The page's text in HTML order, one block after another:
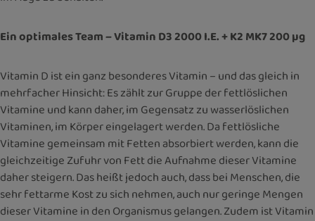
Ein optimales Team – Vitamin D3 2000 I.E. + K2 MK7 200 µg
Vitamin D ist ein ganz besonderes Vitamin – und das gleich in
mehrfacher Hinsicht: Es zählt zur Gruppe der fettlöslichen
Vitamine und kann daher, im Gegensatz zu wasserlöslichen
Vitaminen, im Körper eingelagert werden. Da fettlösliche
Vitamine gemeinsam mit Fetten absorbiert werden, kann die
gleichzeitige Zufuhr von Fett die Aufnahme dieser Vitamine
daher steigern. Das heißt jedoch auch, dass bei Menschen, die
sehr fettarme Kost zu sich nehmen, auch nur geringe Mengen
dieser Vitamine in den Organismus gelangen. Zudem ist Vitamin